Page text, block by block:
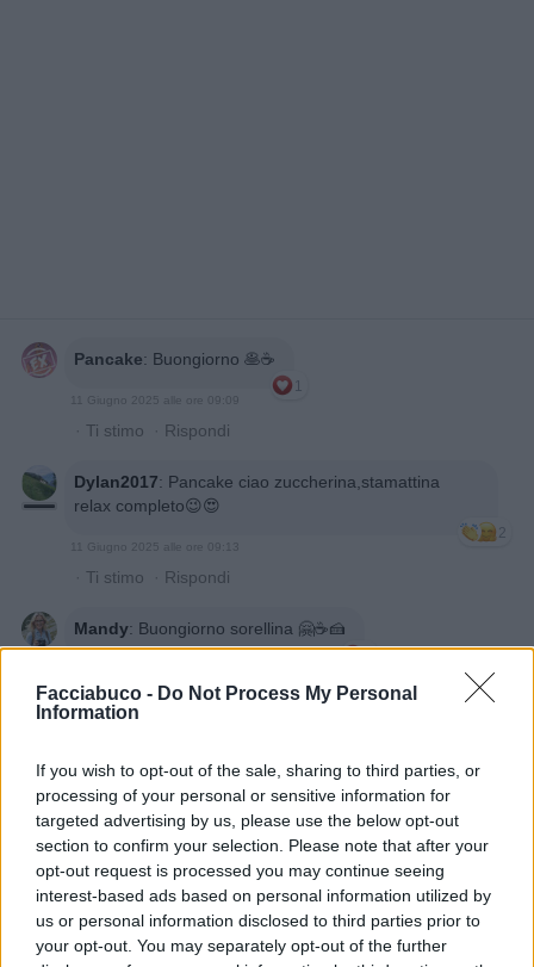
Facciabuco - Do Not Process My Personal
Information
If you wish to opt-out of the sale, sharing to third parties, or
processing of your personal or sensitive information for
targeted advertising by us, please use the below opt-out
section to confirm your selection. Please note that after your
opt-out request is processed you may continue seeing
interest-based ads based on personal information utilized by
us or personal information disclosed to third parties prior to
your opt-out. You may separately opt-out of the further
Pancake: Buongiorno 🥞☕
1
11 Giugno 2025 alle ore 09:09
· Ti stimo · Rispondi
Dylan2017: Pancake ciao zuccherina,stamattina
relax completo😉😍
2
11 Giugno 2025 alle ore 09:13
· Ti stimo · Rispondi
Mandy: Buongiorno sorellina 🤗☕️🍰
1
·Ti stimo ·Rispondi
1
11 Giugno 2025 alle ore 09:18
·Ti stimo·Rispondi
Phutura:Buone nuove?? 😉
Buongiorno Dylanuccia 🥰😘😘
1
11 Giugno 2025 alle ore 09:27